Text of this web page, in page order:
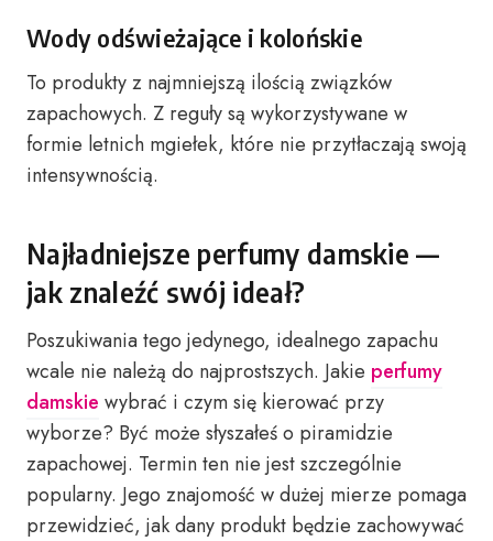
Wody odświeżające i kolońskie
To produkty z najmniejszą ilością związków
zapachowych. Z reguły są wykorzystywane w
formie letnich mgiełek, które nie przytłaczają swoją
intensywnością.
Najładniejsze perfumy damskie —
jak znaleźć swój ideał?
Poszukiwania tego jedynego, idealnego zapachu
wcale nie należą do najprostszych. Jakie perfumy
damskie wybrać i czym się kierować przy
wyborze? Być może słyszałeś o piramidzie
zapachowej. Termin ten nie jest szczególnie
popularny. Jego znajomość w dużej mierze pomaga
przewidzieć, jak dany produkt będzie zachowywać